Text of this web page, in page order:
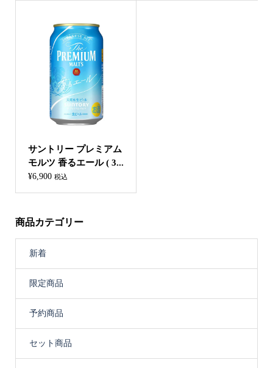
サントリー プレミアム
モルツ 香るエール ( 3...
¥6,900 税込
商品カテゴリー
新着
限定商品
予約商品
セット商品